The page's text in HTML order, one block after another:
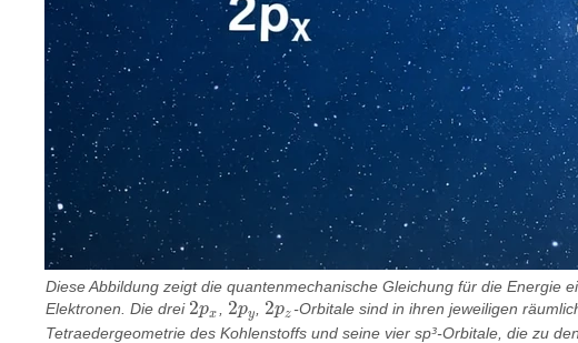
Diese Abbildung zeigt die quantenmechanische Gleichung für die
Elektronen. Die drei 2px
2px , 2py
2py, 2pz
2pz-Orbitale sind in ihren jeweiligen
Tetraedergeometrie des Kohlenstoffs und seine vier sp³-Orbitale, die zu